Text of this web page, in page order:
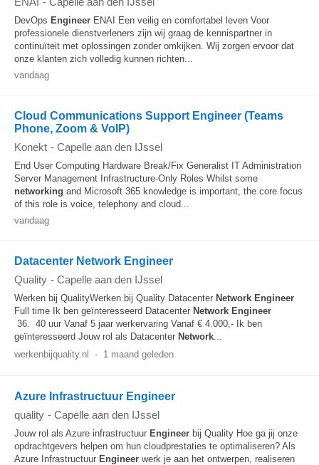
DevOps Engineer ENAI Een veilig en comfortabel leven Voor
professionele dienstverleners zijn wij graag de kennispartner in
continuïteit met oplossingen zonder omkijken. Wij zorgen ervoor dat
onze klanten zich volledig kunnen richten...
vandaag
Cloud Communications Support Engineer (Teams
Phone, Zoom & VoIP)
Konekt - Capelle aan den IJssel
End User Computing Hardware Break/Fix Generalist IT Administration
Server Management Infrastructure-Only Roles Whilst some
networking and Microsoft 365 knowledge is important, the core focus
of this role is voice, telephony and cloud...
vandaag
Datacenter Network Engineer
Quality - Capelle aan den IJssel
Werken bij QualityWerken bij Quality Datacenter Network Engineer
Full time Ik ben geïnteresseerd Datacenter Network Engineer
36. 40 uur Vanaf 5 jaar werkervaring Vanaf € 4.000,- Ik ben
geïnteresseerd Jouw rol als Datacenter Network...
werkenbijquality.nl
- 1 maand geleden
Azure Infrastructuur Engineer
quality - Capelle aan den IJssel
Jouw rol als Azure infrastructuur Engineer bij Quality Hoe ga jij onze
opdrachtgevers helpen om hun cloudprestaties te optimaliseren? Als
Azure Infrastructuur Engineer werk je aan het ontwerpen, realiseren